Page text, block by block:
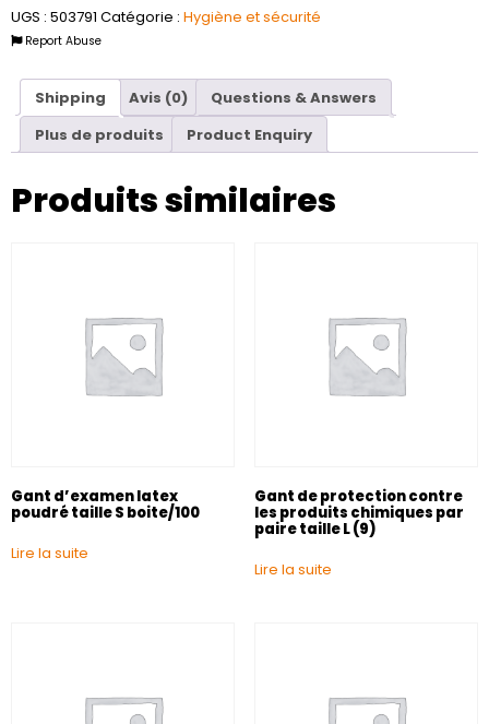
UGS : 503791 Catégorie : Hygiène et sécurité
Report Abuse
Shipping Avis (0)
Questions & Answers
Plus de produits
Product Enquiry
Produits similaires
Gant d’examen latex
poudré taille S boite/100
Lire la suite
Gant de protection contre
les produits chimiques par
paire taille L (9)
Lire la suite